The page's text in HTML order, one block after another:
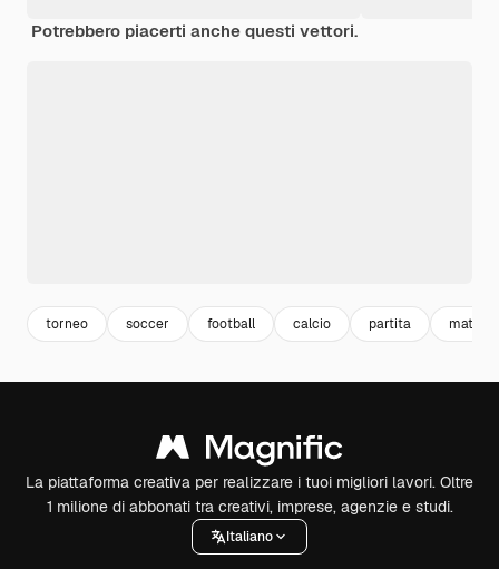
Potrebbero piacerti anche questi vettori.
torneo soccer football calcio partita match
La piattaforma creativa per realizzare i tuoi migliori lavori. Oltre
1 milione di abbonati tra creativi, imprese, agenzie e studi.
Italiano